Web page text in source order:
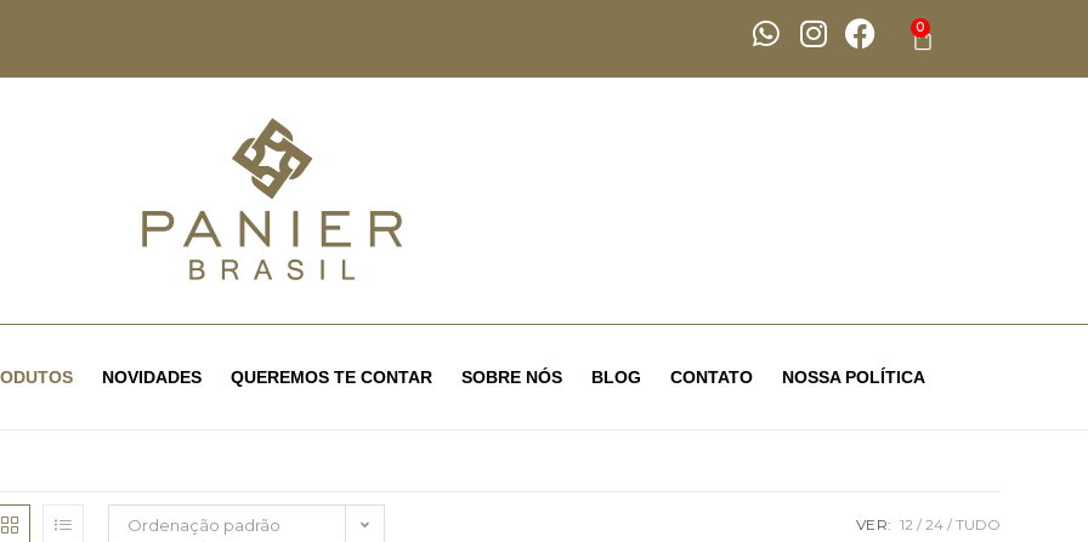
0
NOVIDADES QUEREMOS TE CONTAR SOBRE NÓS BLOG CONTATO NOSSA POLÍTICA
Ordenação padrão VER: 12 24 TUDO